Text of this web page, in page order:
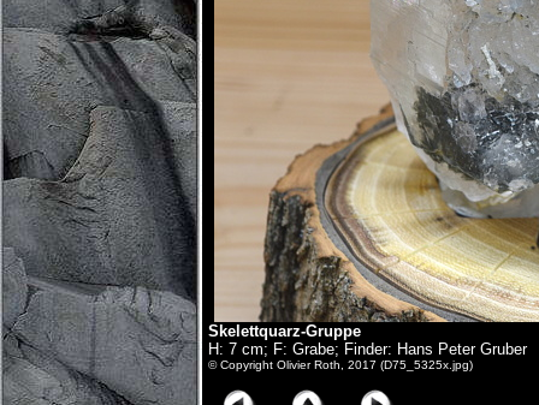
Skelettquarz-Gruppe
H: 7 cm; F: Grabe; Finder: Hans Peter Gruber
© Copyright Olivier Roth, 2017 (D75_5325x.jpg)